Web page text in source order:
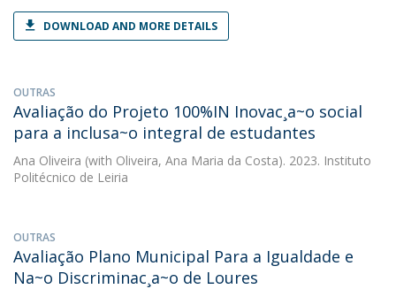
DOWNLOAD AND MORE DETAILS
OUTRAS
Avaliação do Projeto 100%IN Inovac¸a~o social
para a inclusa~o integral de estudantes
Ana Oliveira (with Oliveira, Ana Maria da Costa). 2023. Instituto
Politécnico de Leiria
OUTRAS
Avaliação Plano Municipal Para a Igualdade e
Na~o Discriminac¸a~o de Loures